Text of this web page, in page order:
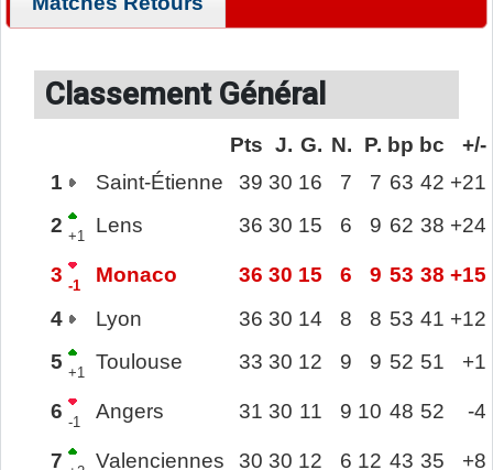
Classement Général
Pts J. G. N. P. bp bc
+/-
1
Saint-Étienne 39 30 16 7 7 63 42 +21
2 +1 Lens 36 30 15 6 9 62 38 +24
3 -1 Monaco 36 30 15 6 9 53 38 +15
4
Lyon 36 30 14 8 8 53 41 +12
5 +1 Toulouse 33 30 12 9 9 52 51 +1
6 -1 Angers 31 30 11 9 10 48 52 -4
7 Valenciennes 30 30 12 6 12 43 35 +8